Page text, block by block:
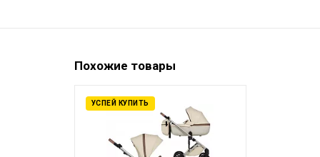
Похожие товары
УСПЕЙ КУПИТЬ